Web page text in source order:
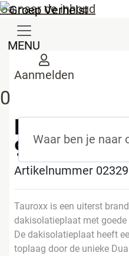
Ga naar de inhoud
MENU
Aanmelden
0
Rockwool
90mm
Artikelnummer
Tauroxx is een uiterst
dakisolatieplaat met
De dakisolatieplaat heeft
toplaag door de unieke